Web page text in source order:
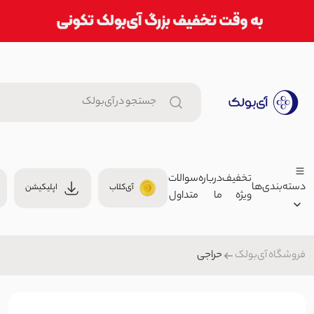
دسته‌بندی‌ها
زنانه
تخفیف
ویژه
درباره
ما
سوالات
متداول
آی‌کلاب اپلیکیشن
فروشگاه آی‌بولک حراجی